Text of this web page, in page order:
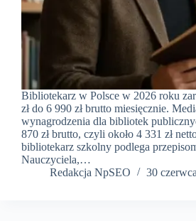
Bibliotekarz w Polsce w 2026 roku
zł do 6 990 zł brutto miesięcznie.
wynagrodzenia dla bibliotek
870 zł brutto, czyli około 4 331 zł
bibliotekarz szkolny podlega
Nauczyciela,…
Redakcja NpSEO
30